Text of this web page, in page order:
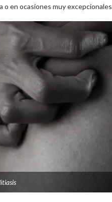
en ocasiones muy